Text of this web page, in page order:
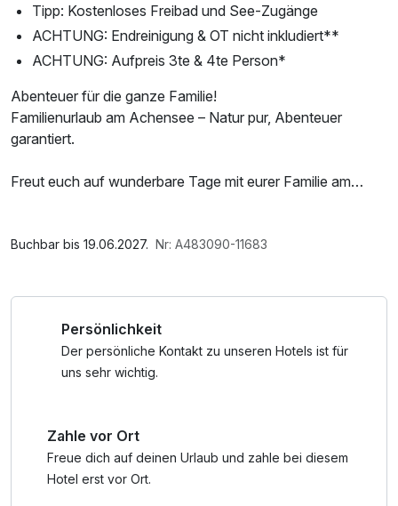
Tipp: Kostenloses Freibad und See-Zugänge
ACHTUNG: Endreinigung & OT nicht inkludiert**
ACHTUNG: Aufpreis 3te & 4te Person*
Abenteuer für die ganze Familie!
Familienurlaub am Achensee – Natur pur, Abenteuer
garantiert.
Freut euch auf wunderbare Tage mit eurer Familie am
Berge sind ganz nahe und für Familien mit Kindern gibt es
Tennis & vieles mehr.
Tirols Sport & Vital Park bietet ein Kinder- und
während eure Kinder bei den Achensee-Erlebnissen gut
aufgehoben sind.
Holt euch gerne direkt bei uns oder Tourismus Achensee
Saunatuch, Parkplatz, W-LAN Nutzung / Internetnutzung
Buchbar bis 19.06.2027. Nr: A483090-11683
Persönlichkeit
Der persönliche Kontakt zu unseren Hotels ist für
uns sehr wichtig.
Zahle vor Ort
Freue dich auf deinen Urlaub und zahle bei diesem
Hotel erst vor Ort.